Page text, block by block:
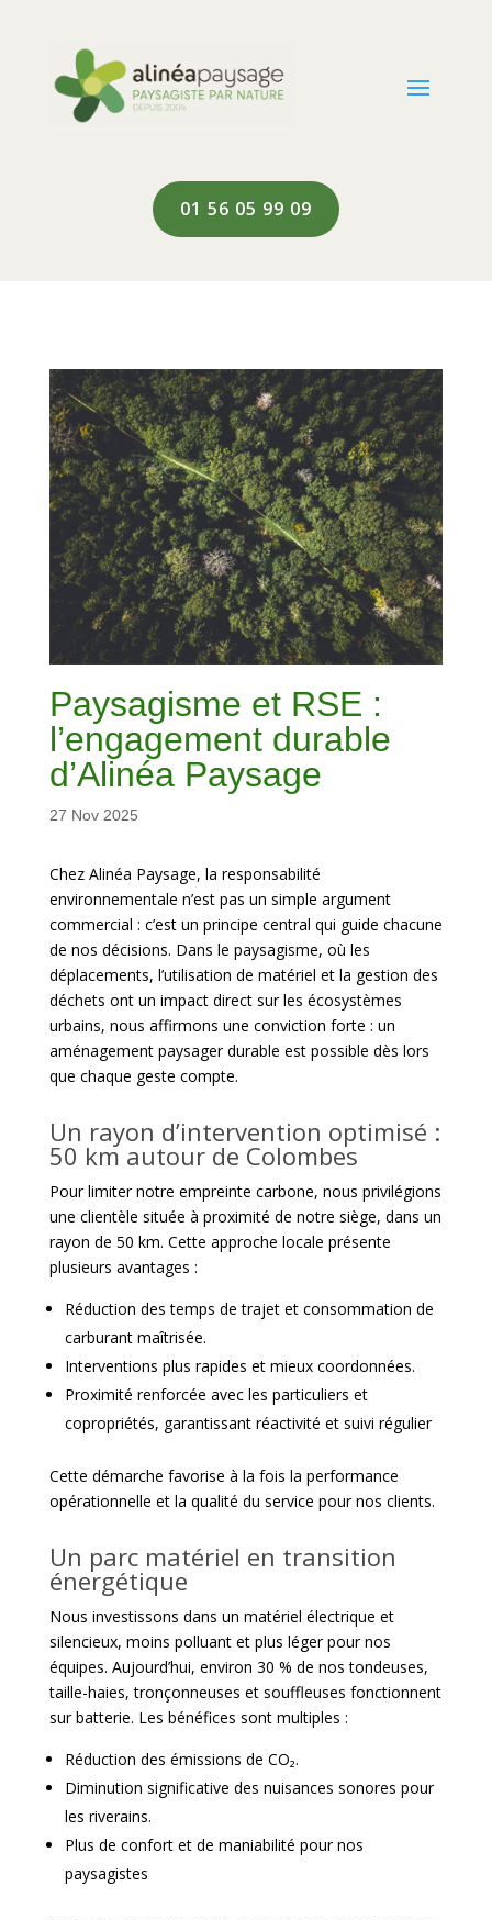
01 56 05 99 09
Paysagisme et RSE :
l’engagement durable
d’Alinéa Paysage
27 Nov 2025
Chez Alinéa Paysage, la responsabilité
environnementale n’est pas un simple argument
commercial : c’est un principe central qui guide chacune
de nos décisions. Dans le paysagisme, où les
déplacements, l’utilisation de matériel et la gestion des
déchets ont un impact direct sur les écosystèmes
urbains, nous affirmons une conviction forte : un
aménagement paysager durable est possible dès lors
que chaque geste compte.
Un rayon d’intervention optimisé :
50 km autour de Colombes
Pour limiter notre empreinte carbone, nous privilégions
une clientèle située à proximité de notre siège, dans un
rayon de 50 km. Cette approche locale présente
plusieurs avantages :
Réduction des temps de trajet et consommation de
carburant maîtrisée.
Interventions plus rapides et mieux coordonnées.
Proximité renforcée avec les particuliers et
copropriétés, garantissant réactivité et suivi régulier
Cette démarche favorise à la fois la performance
opérationnelle et la qualité du service pour nos clients.
Un parc matériel en transition
énergétique
Nous investissons dans un matériel électrique et
silencieux, moins polluant et plus léger pour nos
équipes. Aujourd’hui, environ 30 % de nos tondeuses,
taille-haies, tronçonneuses et souffleuses fonctionnent
sur batterie. Les bénéfices sont multiples :
Réduction des émissions de CO₂.
Diminution significative des nuisances sonores pour
les riverains.
Plus de confort et de maniabilité pour nos
paysagistes